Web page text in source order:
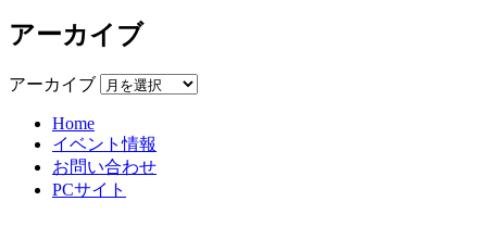
アーカイブ
アーカイブ
Home
イベント情報
お問い合わせ
PCサイト